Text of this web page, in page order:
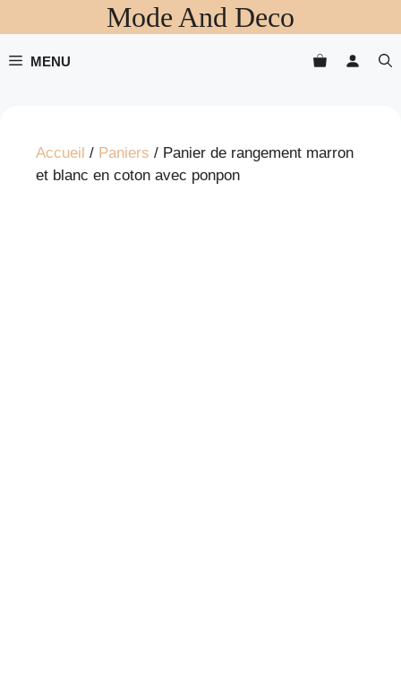
au
contenu
Mode And Deco
MENU
Accueil / Paniers / Panier de rangement marron
et blanc en coton avec ponpon